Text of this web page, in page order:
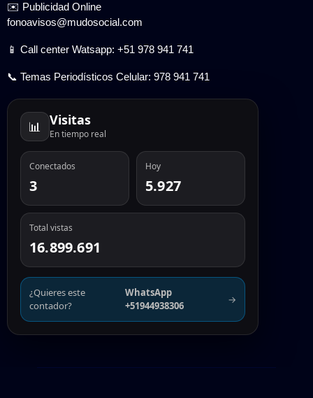
✉️ Publicidad Online
fonoavisos@mudosocial.com
📱 Call center Watsapp: +51 978 941 741
📞 Temas Periodísticos Celular: 978 941 741
📊 Visitas
En tiempo real
Conectados
3
Hoy
5.927
Total vistas
16.899.691
¿Quieres este
contador?
WhatsApp
+51944938306
→